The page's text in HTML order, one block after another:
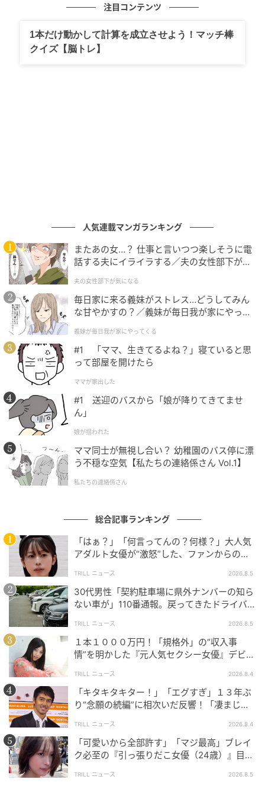
注目コンテンツ
1本だけ動かして計算を成立させよう！マッチ棒
クイズ【脳トレ】
人気連載マンガランキング
またあの女…？ 仕事と言いつつ楽しそうに電
話する夫にイライラする／夫の女性部下が気
夫の女性部下が気になる
毎日家に来る義妹がストレス…どうしてみん
な甘やかすの？／義妹が毎日我が家にやって
が】
義妹が毎日我が家にやってくる
#1 「ママ、生きてるよね？」寝ていると思
って部屋を開けたら
ママが家出した
#1 送迎のバスから「娘が降りてきてませ
ん」
娘が拐われた
ママ同士が無視し合い？ 幼稚園のバス停に漂
う不穏な空気【私たちの連絡係さん Vol.1】
私たちの連絡係さん
総合記事ランキング
「はぁ？」「何言ってんの？何様？」大人気
アダルト女優が“激怒”した、ファンからの
TRILL ニュース 2026.8.5
30代男性「契約駐車場に県外ナンバーの知ら
ない車が」110番通報。戻ってきたドライバー
TRILL ニュース 2026.8.5
１本１０００万円！「規格外」の“収入事
情”を明かした『元人気セクシー女優』デビュ
TRILL ニュース 2026.8.4
「キタキタキター！」「エグすぎ」１３年ぶ
り“念願の続編”に相次いだ反響！「凄まじく
TRILL ニュース 2026.8.4
「可愛いから全部許す」「マジ最高」ブレイ
ク必至の『引っ張りだこ女優（24歳）』目が
TRILL ニュース 2026.8.5